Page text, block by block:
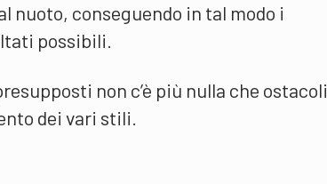
nuoto, conseguendo in tal modo i
possibili.
non c’è più nulla che ostacoli
dei vari stili.